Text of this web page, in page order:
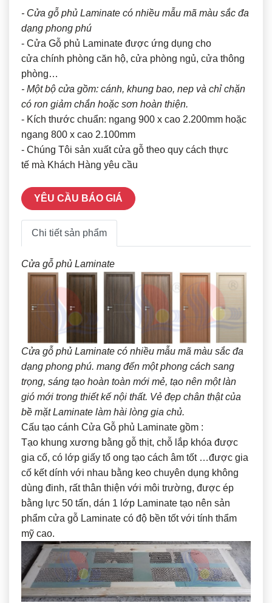
- Cửa gỗ phủ Laminate có nhiều mẫu mã màu sắc đa
dạng phong phú
- Cửa Gỗ phủ Laminate được ứng dụng cho
cửa chính phòng căn hộ, cửa phòng ngủ, cửa thông
phòng…
- Một bộ cửa gồm: cánh, khung bao, nep và chỉ chặn
có ron giảm chắn hoặc sơn hoàn thiện.
- Kích thước chuẩn: ngang 900 x cao 2.200mm hoặc
ngang 800 x cao 2.100mm
- Chúng Tôi sản xuất cửa gỗ theo quy cách thực
tế mà Khách Hàng yêu cầu
YÊU CẦU BÁO GIÁ
Chi tiết sản phẩm
Cửa gỗ phủ Laminate
Cửa gỗ phủ Laminate có nhiều mẫu mã màu sắc đa
dạng phong phú. mang đến một phong cách sang
trọng, sáng tạo hoàn toàn mới mẻ, tạo nên một làn
gió mới trong thiết kế nội thất. Vẻ đẹp chân thật của
bề mặt Laminate làm hài lòng gia chủ.
Cấu tạo cánh Cửa Gỗ phủ Laminate gồm :
Tạo khung xương bằng gỗ thịt, chỗ lắp khóa được
gia cố, có lớp giấy tổ ong tạo cách âm tốt …được gia
cố kết dính với nhau bằng keo chuyên dụng không
dùng đinh, rất thân thiện với môi trường, được ép
bằng lực 50 tấn, dán 1 lớp Laminate tạo nên sản
phẩm cửa gỗ Laminate có độ bền tốt với tính thẩm
mỹ cao.